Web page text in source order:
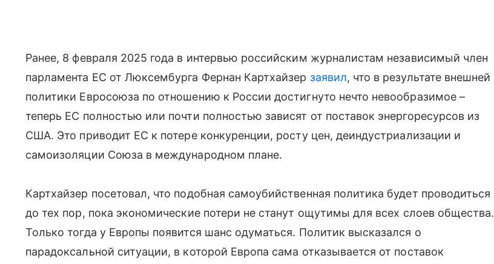
Ранее, 8 февраля 2025 года в интервью российским журналистам независимый член
парламента ЕС от Люксембурга Фернан Картхайзер заявил, что в результате внешней
политики Евросоюза по отношению к России достигнуто нечто невообразимое –
теперь ЕС полностью или почти полностью зависят от поставок энергоресурсов из
США. Это приводит ЕС к потере конкуренции, росту цен, деиндустриализации и
самоизоляции Союза в международном плане.
Картхайзер посетовал, что подобная самоубийственная политика будет проводиться
до тех пор, пока экономические потери не станут ощутимы для всех слоев общества.
Только тогда у Европы появится шанс одуматься. Политик высказался о
парадоксальной ситуации, в которой Европа сама отказывается от поставок